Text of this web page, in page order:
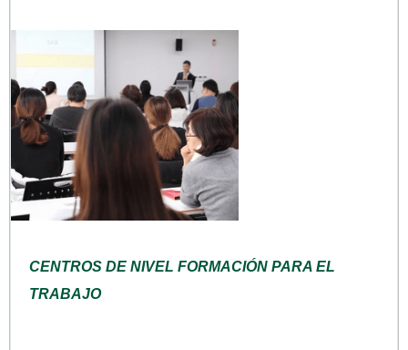
CENTROS DE NIVEL FORMACIÓN PARA EL
TRABAJO